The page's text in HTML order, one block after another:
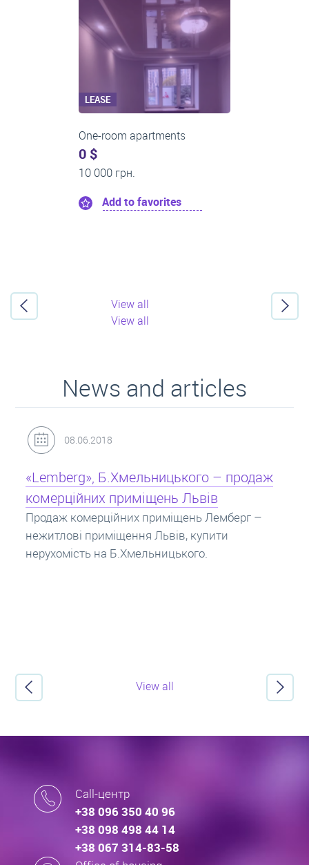
View all
View all
News and articles
Б.Хмельницького – продаж
приміщень Львів
приміщень Лемберг –
Львів, купити
на Б.Хмельницького.
Кредит під
заставу
потрібно
View all
Call-центр
+38 096 350 40 96
+38 098 498 44 14
+38 067 314-83-58